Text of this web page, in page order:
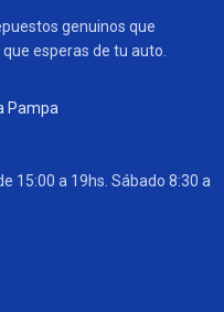
genuinos que
esperas de tu auto.
Pampa
15:00 a 19hs. Sábado 8:30 a